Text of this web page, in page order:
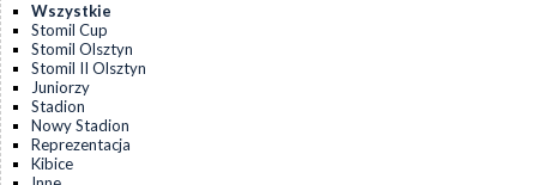
Wszystkie
Stomil Cup
Stomil Olsztyn
Stomil II Olsztyn
Juniorzy
Stadion
Nowy Stadion
Reprezentacja
Kibice